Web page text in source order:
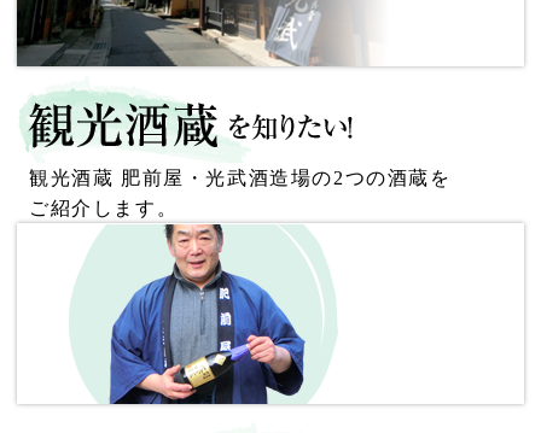
観光酒蔵 肥前屋・光武酒造場の2つの酒蔵を
ご紹介します。